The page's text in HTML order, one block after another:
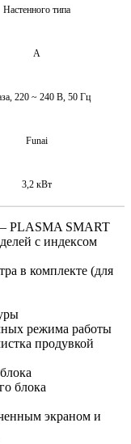
Настенного типа
А
220 ~ 240 В, 50 Гц
Funai
3,2 кВт
— PLASMA SMART
с индексом
в комплекте (для
режима работы
продувкой
блока
экраном и